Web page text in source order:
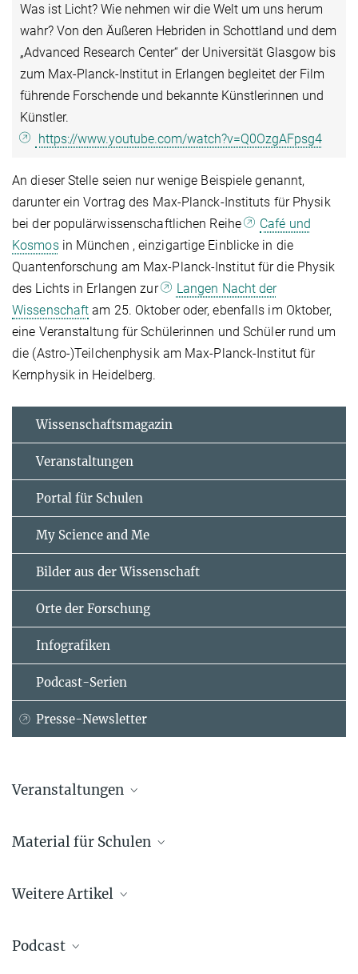
Was ist Licht? Wie nehmen wir die Welt um uns herum
wahr? Von den Äußeren Hebriden in Schottland und dem
„Advanced Research Center“ der Universität Glasgow bis
zum Max-Planck-Institut in Erlangen begleitet der Film
führende Forschende und bekannte Künstlerinnen und
Künstler.
https://www.youtube.com/watch?v=Q0OzgAFpsg4
An dieser Stelle seien nur wenige Beispiele genannt,
darunter ein Vortrag des Max-Planck-Instituts für Physik
bei der populärwissenschaftlichen Reihe
Café und
Kosmosin München , einzigartige Einblicke in die
Quantenforschung am Max-Planck-Institut für die Physik
des Lichts in Erlangen zur
Langen Nacht der
Wissenschaft am 25. Oktober oder, ebenfalls im Oktober,
eine Veranstaltung für Schülerinnen und Schüler rund um
die (Astro-)Teilchenphysik am Max-Planck-Institut für
Kernphysik in Heidelberg.
Wissenschaftsmagazin
Veranstaltungen
Portal für Schulen
My Science and Me
Bilder aus der Wissenschaft
Orte der Forschung
Infografiken
Podcast-Serien
Presse-Newsletter
Veranstaltungen
Quantenjahrs 2025
Material für Schulen
Weitere Artikel
Podcast